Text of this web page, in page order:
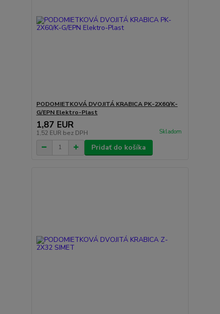
PODOMIETKOVÁ DVOJITÁ KRABICA PK-2X60/K-
G/EPN Elektro-Plast
1,87 EUR
1,52 EUR bez DPH Skladom
Pridať do košíka